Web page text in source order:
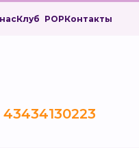
Клуб РОРКонтакты